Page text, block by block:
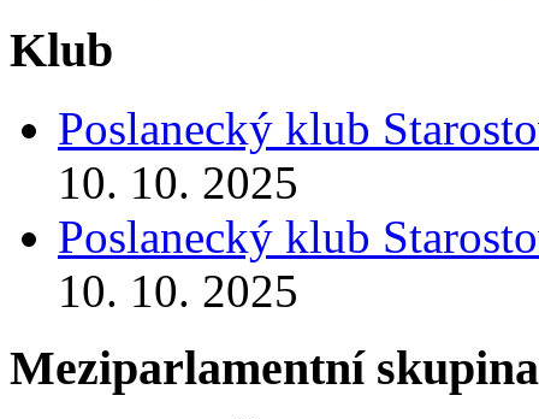
Klub
Poslanecký klub
10. 10. 2025
Poslanecký klub
10. 10. 2025
Meziparlamentní